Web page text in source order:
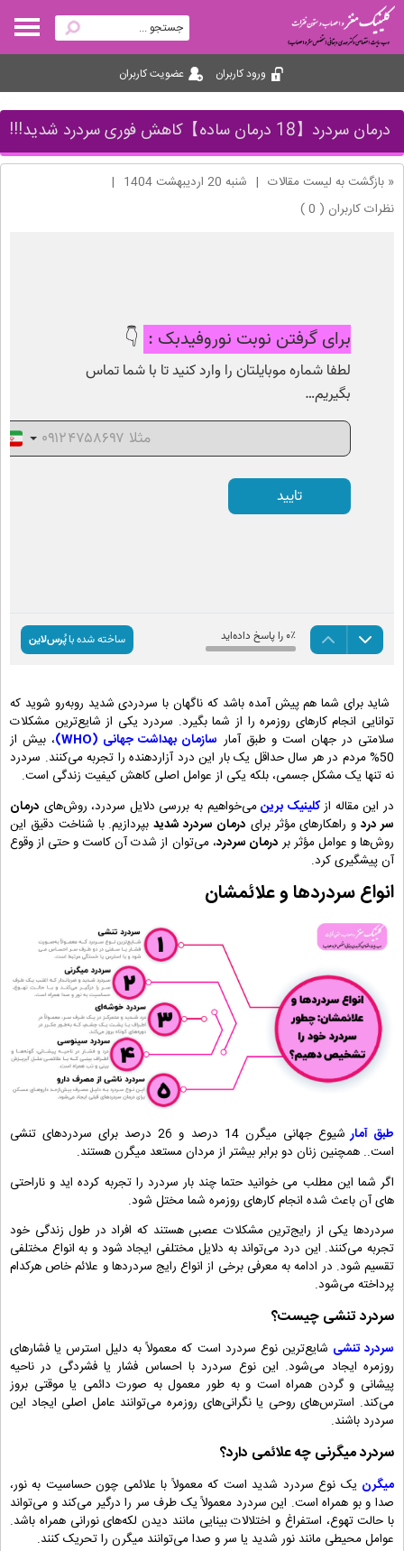
ورود کاربران عضویت کاربران
درمان سردرد【18 درمان ساده】کاهش فوری سردرد شدید!!!
« بازگشت به لیست مقالات | شنبه 20 ارديبهشت 1404
|
نظرات کاربران ( 0 )
شاید برای شما هم پیش آمده باشد که ناگهان با سردردی شدید روبه‌رو شوید که
توانایی انجام کارهای روزمره را از شما بگیرد. سردرد یکی از شایع‌ترین مشکلات
سلامتی در جهان است و طبق آمار سازمان بهداشت جهانی (WHO)
، بیش از
50% مردم در هر سال حداقل یک بار این درد آزاردهنده را تجربه می‌کنند. سردرد
نه تنها یک مشکل جسمی، بلکه یکی از عوامل اصلی کاهش کیفیت زندگی است.
در این مقاله ازکلینیک برینمی‌خواهیم به بررسی دلایل سردرد، روش‌های درمان
سر دردو راهکارهای مؤثر برای درمان سردرد شدیدبپردازیم. با شناخت دقیق این
روش‌ها و عوامل مؤثر بر درمان سردرد، می‌توان از شدت آن کاست و حتی از وقوع
آن پیشگیری کرد.
انواع سردردها و علائمشان
طبق آمار
شیوع جهانی میگرن 14 درصد و 26 درصد برای سردردهای تنشی
است.. همچنین زنان دو برابر بیشتر از مردان مستعد میگرن هستند.
اگر شما این مطلب می خوانید حتما چند بار سردرد را تجربه کرده اید و ناراحتی
های آن باعث شده انجام کارهای روزمره شما مختل شود.
سردردها یکی از رایج‌ترین مشکلات عصبی هستند که افراد در طول زندگی خود
تجربه می‌کنند. این درد می‌تواند به دلایل مختلفی ایجاد شود و به انواع مختلفی
تقسیم شود. در ادامه به معرفی برخی از انواع رایج سردردها و علائم خاص هرکدام
پرداخته می‌شود.
سردرد تنشی چیست؟
سردرد تنشی شایع‌ترین نوع سردرد است که معمولاً به دلیل استرس یا فشارهای
روزمره ایجاد می‌شود. این نوع سردرد با احساس فشار یا فشردگی در ناحیه
پیشانی و گردن همراه است و به طور معمول به صورت دائمی یا موقتی بروز
می‌کند. استرس‌های روحی یا نگرانی‌های روزمره می‌توانند عامل اصلی ایجاد این
سردرد باشند.
سردرد میگرنی چه علائمی دارد؟
میگرن یک نوع سردرد شدید است که معمولاً با علائمی چون حساسیت به نور،
صدا و بو همراه است. این سردرد معمولاً یک طرف سر را درگیر می‌کند و می‌تواند
با حالت تهوع، استفراغ و اختلالات بینایی مانند دیدن لکه‌های نورانی همراه باشد.
عوامل محیطی مانند نور شدید یا سر و صدا می‌توانند میگرن را تحریک کنند.